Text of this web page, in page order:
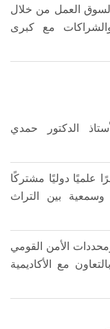
العمل من خلال
مع كبرى
الدكتور حمدي
علميًا دوليًا مشتركًا
وسمعية بين التراث
الأمن القومي
مع الأكاديمية